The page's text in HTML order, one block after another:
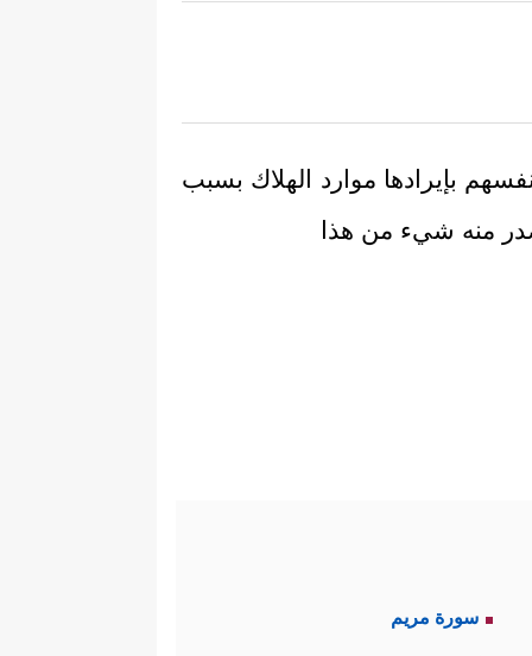
بإيرادها موارد الهلاك بسبب
منه شيء من هذا
سورة مريم